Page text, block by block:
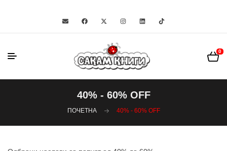
0
40% - 60% OFF
ПОЧЕТНА 40% - 60% OFF